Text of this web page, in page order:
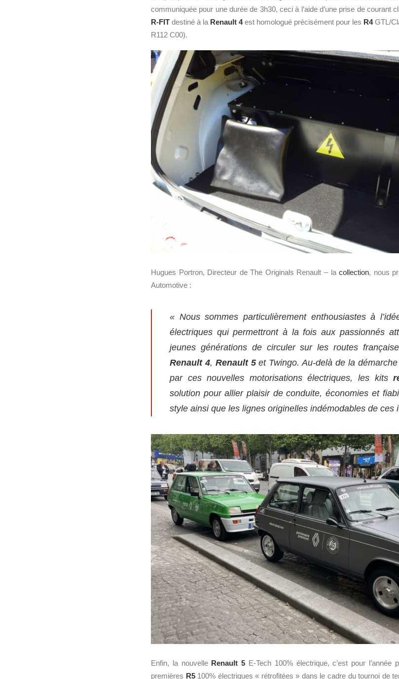
communiquée pour une durée de 3h30, ceci à l’aide d’une prise de courant
R-FIT destiné à la Renault 4est homologué précisément pour les R4GTL/
R112 C00).
Hugues Portron, Directeur de The Originals Renault – lacollection, nous
Automotive :
« Nous sommes particulièrement enthousiastes à
électriques qui permettront à la fois aux passionnés
jeunes générations de circuler sur les routes
Renault 4, Renault 5et Twingo. Au-delà de la démarche
par ces nouvelles motorisations électriques, les kits
solution pour allier plaisir de conduite, économies et
style ainsi que les lignes originelles indémodables de ces
Enfin, la nouvelle Renault 5 E-Tech 100% électrique, c’est pour
premières R5100% électriques « rétrofitées » dans le cadre du tournoi de